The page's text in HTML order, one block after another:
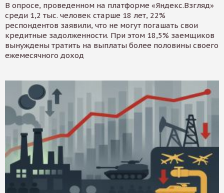
В опросе, проведенном на платформе «Яндекс.Взгляд»
среди 1,2 тыс. человек старше 18 лет, 22%
респондентов заявили, что не могут погашать свои
кредитные задолженности. При этом 18,5% заемщиков
вынуждены тратить на выплаты более половины своего
ежемесячного доход